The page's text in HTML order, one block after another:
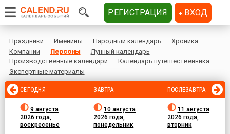
Праздники Именины Народный календарь
Хроника
Компании
Персоны
Лунный календарь
Производственные календари
Календарь путешественника
Экспертные материалы
СЕГОДНЯ
9 августа
2026 года,
воскресенье
ЗАВТРА
10 августа
2026 года,
понедельник
ПОСЛЕЗАВТРА
11 августа
2026 года,
вторник
РЕГИСТРАЦИЯ ВХОД